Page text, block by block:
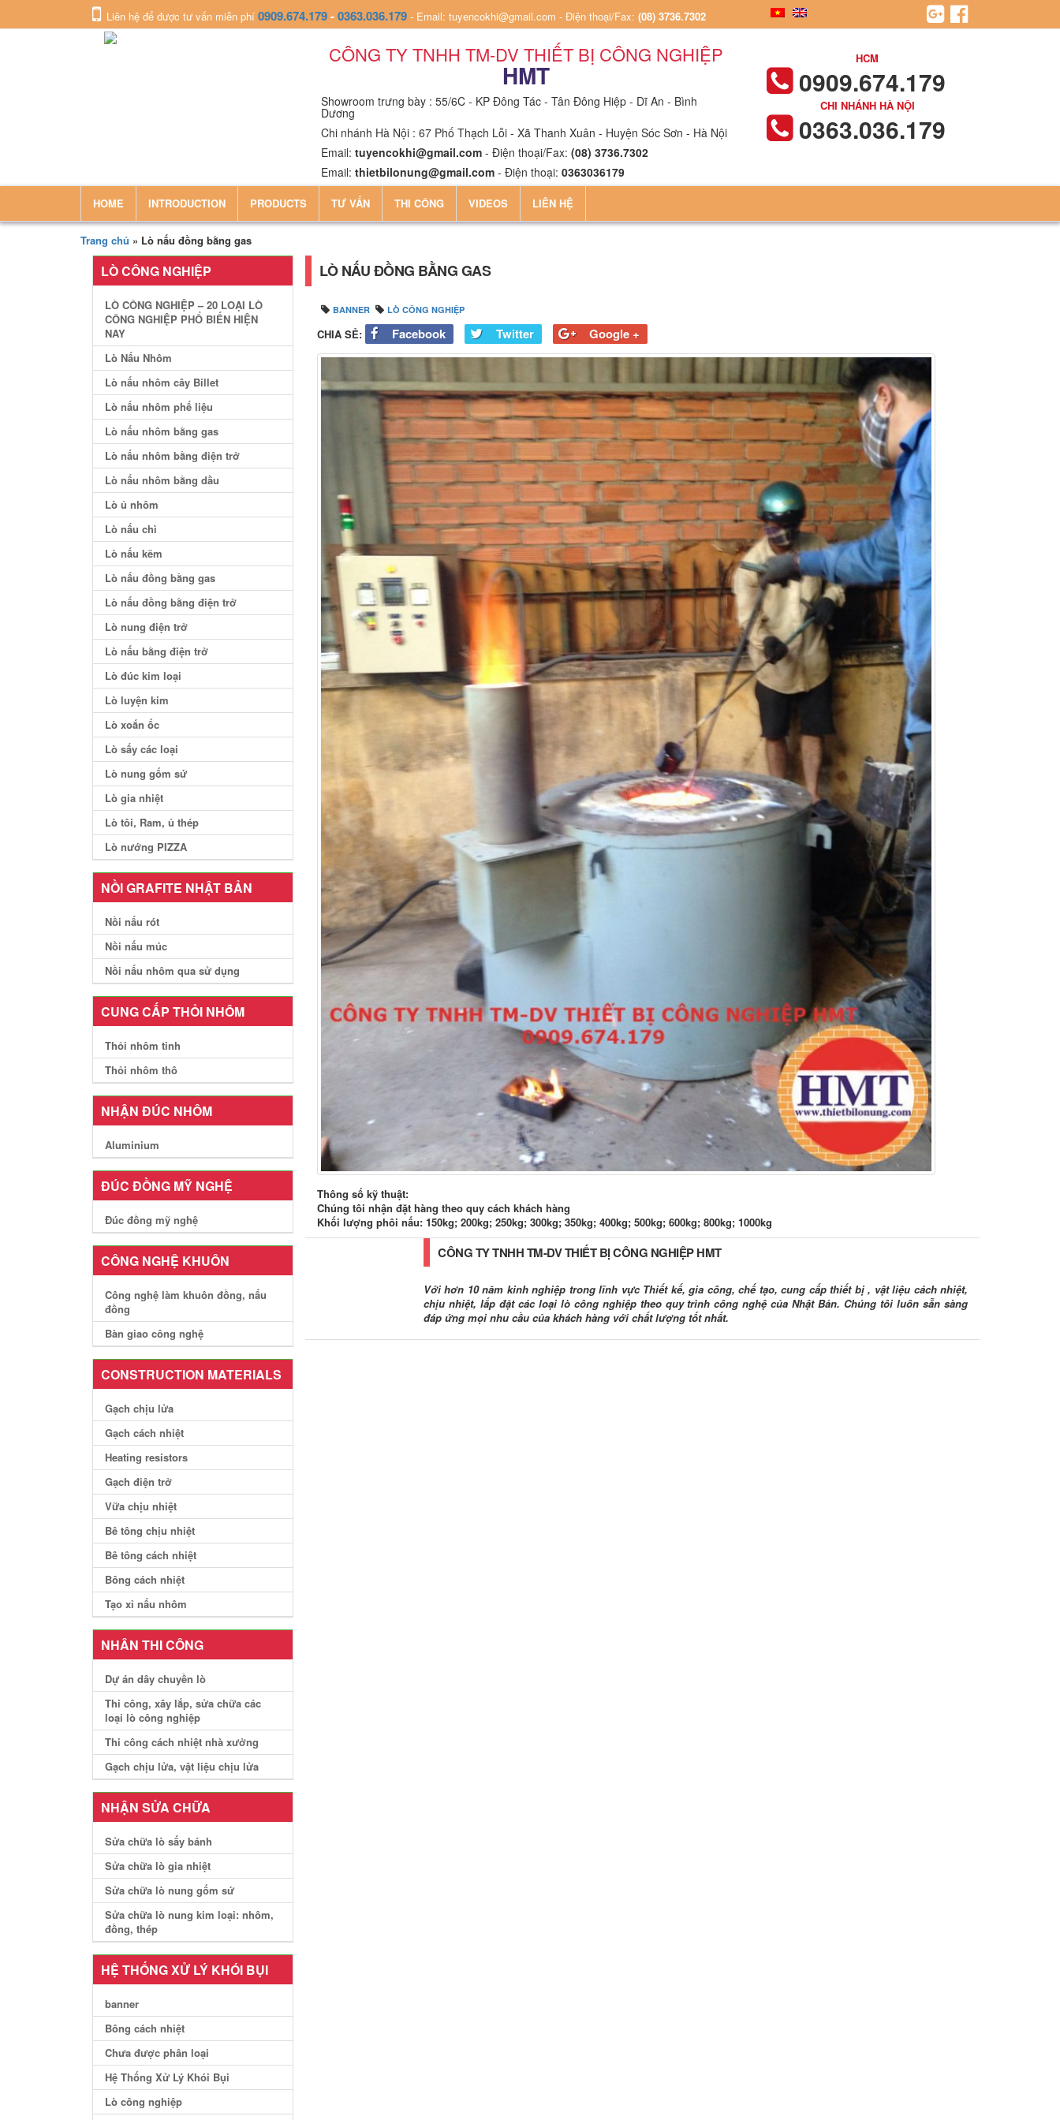
Liên hệ để được tư vấn miễn phí 0909.674.179-0363.036.179 - Email: tuyencokhi@gmail.com - Điện thoại/Fax: (08) 3736.7302
CÔNG TY TNHH TM-DV THIẾT BỊ CÔNG NGHIỆP
HMT
Showroom trưng bày : 55/6C - KP Đông Tác - Tân Đông Hiệp - Dĩ An - Bình
Dương
Chi nhánh Hà Nội : 67 Phố Thạch Lỗi - Xã Thanh Xuân - Huyện Sóc Sơn - Hà Nội
Email: tuyencokhi@gmail.com- Điện thoại/Fax: (08) 3736.7302
Email: thietbilonung@gmail.com- Điện thoại: 0363036179
HCM
0909.674.179
CHI NHÁNH HÀ NỘI
0363.036.179
HOME INTRODUCTION PRODUCTS TƯ VẤN THI CÔNG VIDEOS LIÊN HỆ
Trang chủ » Lò nấu đồng bằng gas
LÒ CÔNG NGHIỆP
LÒ CÔNG NGHIỆP – 20 LOẠI LÒ
CÔNG NGHIỆP PHỔ BIẾN HIỆN
NAY
Lò Nấu Nhôm
Lò nấu nhôm cây Billet
Lò nấu nhôm phế liệu
Lò nấu nhôm bằng gas
Lò nấu nhôm bằng điện trở
Lò nấu nhôm bằng dầu
Lò ủ nhôm
Lò nấu chì
Lò nấu kẽm
Lò nấu đồng bằng gas
Lò nấu đồng bằng điện trở
Lò nung điện trở
Lò nấu bằng điện trở
Lò đúc kim loại
Lò luyện kim
Lò xoắn ốc
Lò sấy các loại
Lò nung gốm sứ
Lò gia nhiệt
Lò tôi, Ram, ủ thép
Lò nướng PIZZA
NỒI GRAFITE NHẬT BẢN
Nồi nấu rót
Nồi nấu múc
Nồi nấu nhôm qua sử dụng
CUNG CẤP THỎI NHÔM
Thỏi nhôm tinh
Thỏi nhôm thô
NHẬN ĐÚC NHÔM
Aluminium
ĐÚC ĐỒNG MỸ NGHỆ
Đúc đồng mỹ nghệ
CÔNG NGHỆ KHUÔN
Công nghệ làm khuôn đồng, nấu
đồng
Bàn giao công nghệ
CONSTRUCTION MATERIALS
Gạch chịu lửa
Gạch cách nhiệt
Heating resistors
Gạch điện trở
Vữa chịu nhiệt
Bê tông chịu nhiệt
Bê tông cách nhiệt
Bông cách nhiệt
Tạo xỉ nấu nhôm
NHÂN THI CÔNG
Dự án dây chuyền lò
Thi công, xây lắp, sửa chữa các
loại lò công nghiệp
Thi công cách nhiệt nhà xưởng
Gạch chịu lửa, vật liệu chịu lửa
NHẬN SỬA CHỮA
Sửa chữa lò sấy bánh
Sửa chữa lò gia nhiệt
Sửa chữa lò nung gốm sứ
Sửa chữa lò nung kim loại: nhôm,
đồng, thép
HỆ THỐNG XỬ LÝ KHÓI BỤI
banner
Bông cách nhiệt
Chưa được phân loại
Hệ Thống Xử Lý Khói Bụi
Lò công nghiệp
LÒ NẤU ĐỒNG BẰNG GAS
BANNER LÒ CÔNG NGHIỆP
CHIA SẺ: Facebook Twitter Google +
Thông số kỹ thuật:
Chúng tôi nhận đặt hàng theo quy cách khách hàng
Khối lượng phôi nấu: 150kg; 200kg; 250kg; 300kg; 350kg; 400kg; 500kg; 600kg; 800kg; 1000kg
CÔNG TY TNHH TM-DV THIẾT BỊ CÔNG NGHIỆP HMT
Với hơn 10 năm kinh nghiệp trong lĩnh vực Thiết kế, gia công, chế tạo, cung cấp thiết bị , vật liệu cách nhiệt,
chịu nhiệt, lắp đặt các loại lò công nghiệp theo quy trình công nghệ của Nhật Bản. Chúng tôi luôn sẵn sàng
đáp ứng mọi nhu cầu của khách hàng với chất lượng tốt nhất.